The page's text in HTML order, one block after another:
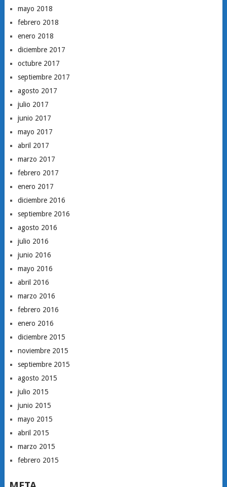
mayo 2018
febrero 2018
enero 2018
diciembre 2017
octubre 2017
septiembre 2017
agosto 2017
julio 2017
junio 2017
mayo 2017
abril 2017
marzo 2017
febrero 2017
enero 2017
diciembre 2016
septiembre 2016
agosto 2016
julio 2016
junio 2016
mayo 2016
abril 2016
marzo 2016
febrero 2016
enero 2016
diciembre 2015
noviembre 2015
septiembre 2015
agosto 2015
julio 2015
junio 2015
mayo 2015
abril 2015
marzo 2015
febrero 2015